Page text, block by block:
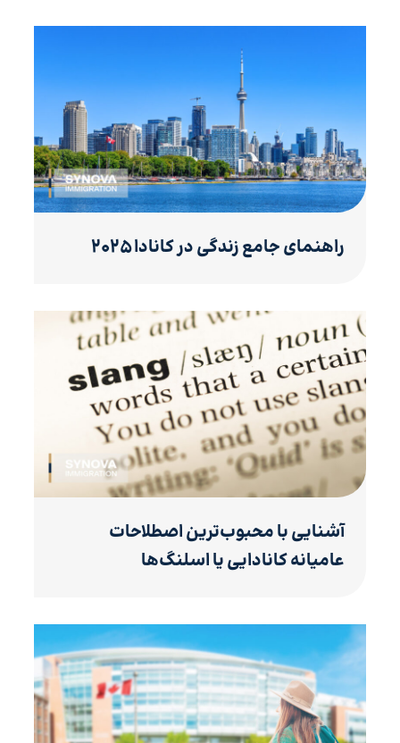
راهنمای جامع زندگی در کانادا ۲۰۲۵
آشنایی با محبوب‌ترین اصطلاحات
عامیانه کانادایی یا اسلنگ‌ها